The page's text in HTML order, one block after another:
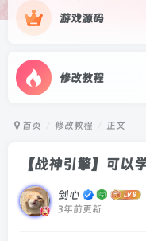
游戏源码
修改教程
首页 修改教程 正文
【战神引擎】可以
剑心
3年前更新